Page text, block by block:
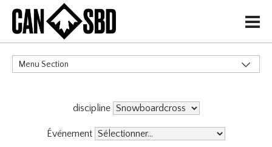
H
Menu Section
Politiques de Gouvernance
Services aux Membres
discipline
Événement